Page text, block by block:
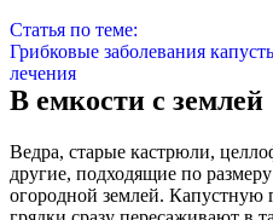
Статья по теме:
Грибковые заболевания
лечения
В емкости с землей
Ведра, старые кастрюли,
другие, подходящие по
огородной землей. Капустную